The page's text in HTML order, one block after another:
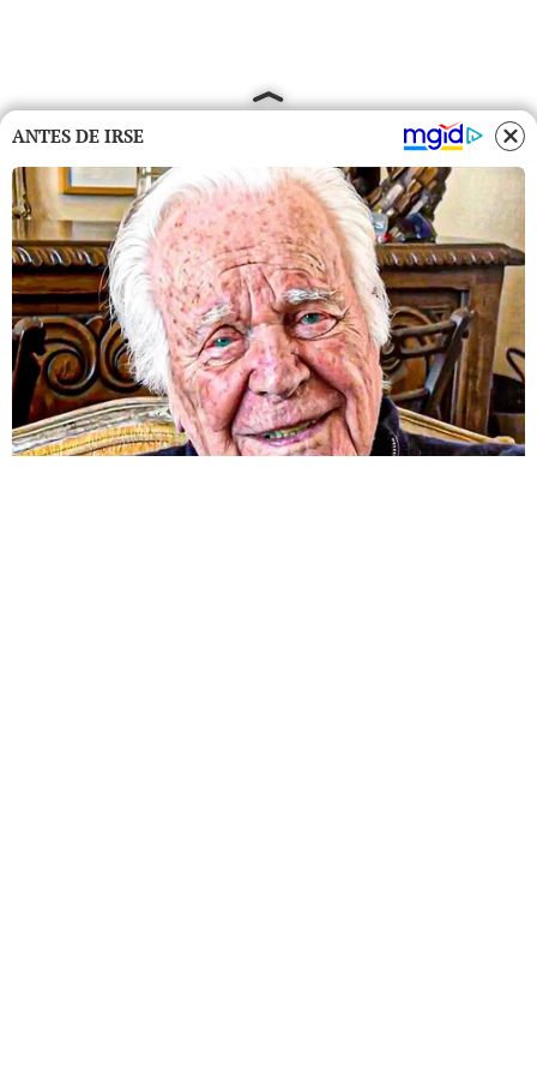
ANTES DE IRSE